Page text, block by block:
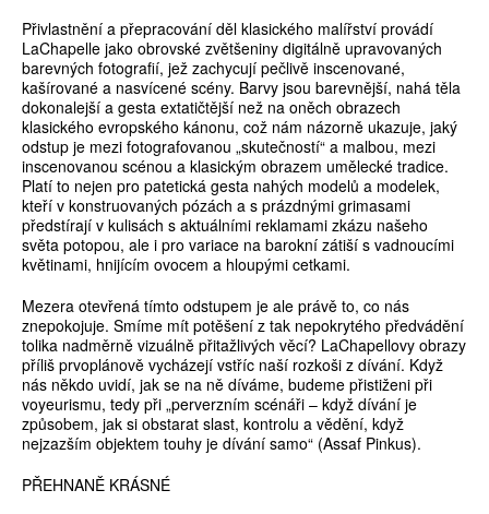
Přivlastnění a přepracování děl klasického malířství provádí
LaChapelle jako obrovské zvětšeniny digitálně upravovaných
barevných fotografií, jež zachycují pečlivě inscenované,
kašírované a nasvícené scény. Barvy jsou barevnější, nahá těla
dokonalejší a gesta extatičtější než na oněch obrazech
klasického evropského kánonu, což nám názorně ukazuje, jaký
odstup je mezi fotografovanou „skutečností“ a malbou, mezi
inscenovanou scénou a klasickým obrazem umělecké tradice.
Platí to nejen pro patetická gesta nahých modelů a modelek,
kteří v konstruovaných pózách a s prázdnými grimasami
předstírají v kulisách s aktuálními reklamami zkázu našeho
světa potopou, ale i pro variace na barokní zátiší s vadnoucími
květinami, hnijícím ovocem a hloupými cetkami.
Mezera otevřená tímto odstupem je ale právě to, co nás
znepokojuje. Smíme mít potěšení z tak nepokrytého předvádění
tolika nadměrně vizuálně přitažlivých věcí? LaChapellovy obrazy
příliš prvoplánově vycházejí vstříc naší rozkoši z dívání. Když
nás někdo uvidí, jak se na ně díváme, budeme přistiženi při
voyeurismu, tedy při „perverzním scénáři – když dívání je
způsobem, jak si obstarat slast, kontrolu a vědění, když
nejzazším objektem touhy je dívání samo“ (Assaf Pinkus).
PŘEHNANĚ KRÁSNÉ